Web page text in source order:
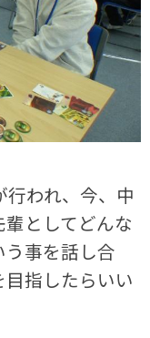
われ、今、中
としてどんな
事を話し合
指したらいい